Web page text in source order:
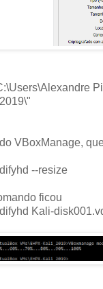
VBoxManage,
--resize
ficou
Kali-